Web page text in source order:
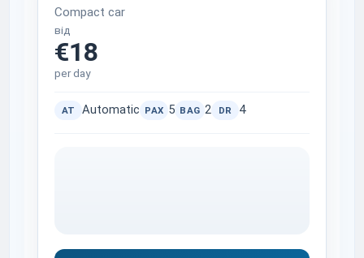
Compact car
від
€18
per day
AT Automatic PAX 5 BAG 2 DR 4